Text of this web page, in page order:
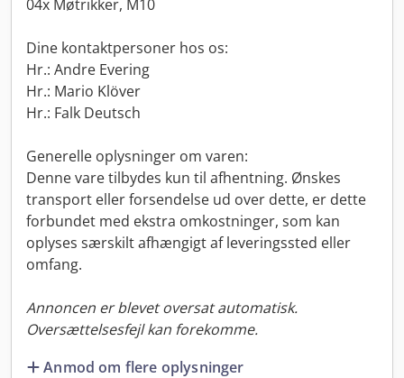
04x Møtrikker, M10
Dine kontaktpersoner hos os:
Hr.: Andre Evering
Hr.: Mario Klöver
Hr.: Falk Deutsch
Generelle oplysninger om varen:
Denne vare tilbydes kun til afhentning. Ønskes
transport eller forsendelse ud over dette, er dette
forbundet med ekstra omkostninger, som kan
oplyses særskilt afhængigt af leveringssted eller
omfang.
Annoncen er blevet oversat automatisk.
Oversættelsesfejl kan forekomme.
Anmod om flere oplysninger